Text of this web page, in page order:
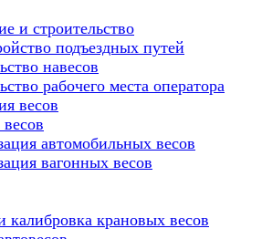
и строительство
подъездных путей
навесов
рабочего места оператора
автомобильных весов
вагонных весов
калибровка крановых весов